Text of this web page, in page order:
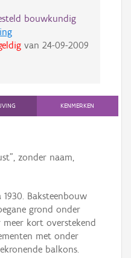
bouwkundig
van 24-09-2009
KENMERKEN
zonder naam,
Baksteenbouw
grond onder
meer kort overstekend
met onder
balkons.